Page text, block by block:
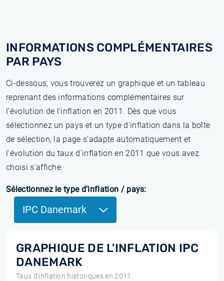
INFORMATIONS COMPLÉMENTAIRES
PAR PAYS
Ci-dessous, vous trouverez un graphique et un tableau
reprenant des informations complémentaires sur
l’évolution de l'inflation en 2011. Dès que vous
sélectionnez un pays et un type d'inflation dans la boîte
de sélection, la page s'adapte automatiquement et
l'évolution du taux d'inflation en 2011 que vous avez
choisi s'affiche.
Sélectionnez le type d'inflation / pays:
IPC Danemark
GRAPHIQUE DE L'INFLATION IPC
DANEMARK
Taux d'inflation historiques en 2011